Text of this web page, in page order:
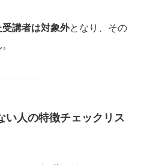
講者は対象外となり、その
い人の特徴チェックリス